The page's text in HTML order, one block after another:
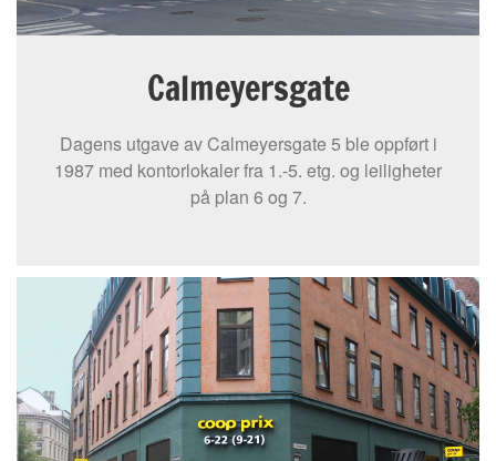
Calmeyersgate
Dagens utgave av Calmeyersgate 5 ble oppført i
1987 med kontorlokaler fra 1.-5. etg. og leiligheter
på plan 6 og 7.